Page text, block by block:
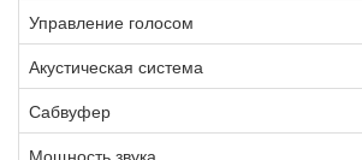
Управление голосом
Акустическая система
Сабвуфер
Мощность звука